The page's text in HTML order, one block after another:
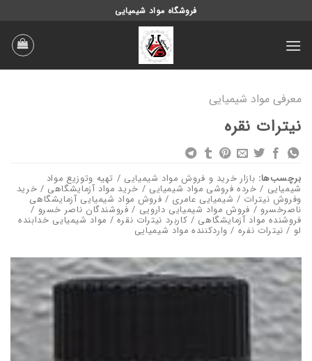
content
فروشگاه مواد شیمیایی
معرفی مواد شیمیایی
نیترات نقره
برچسب‌ها: بازار خرید و فروش مواد شیمیایی / تهیه وتوزیع مواد
شیمیایی / خرده فروشی مواد شیمیایی / خرید مواد آزمایشگاهی / خرید
وفروش نیترات / شیمیایی عامری / فروش مواد شیمیایی آزمایشگاهی
ناصرخسرو / فروش مواد شیمیایی دارویی / فروشندگان ناصر خسرو /
فروشنده مواد آزمایشگاهی / کاربرد نیترات نقره / مواد شیمیایی خدابنده
لو / نیترات نفره / واردکننده مواد شیمیایی